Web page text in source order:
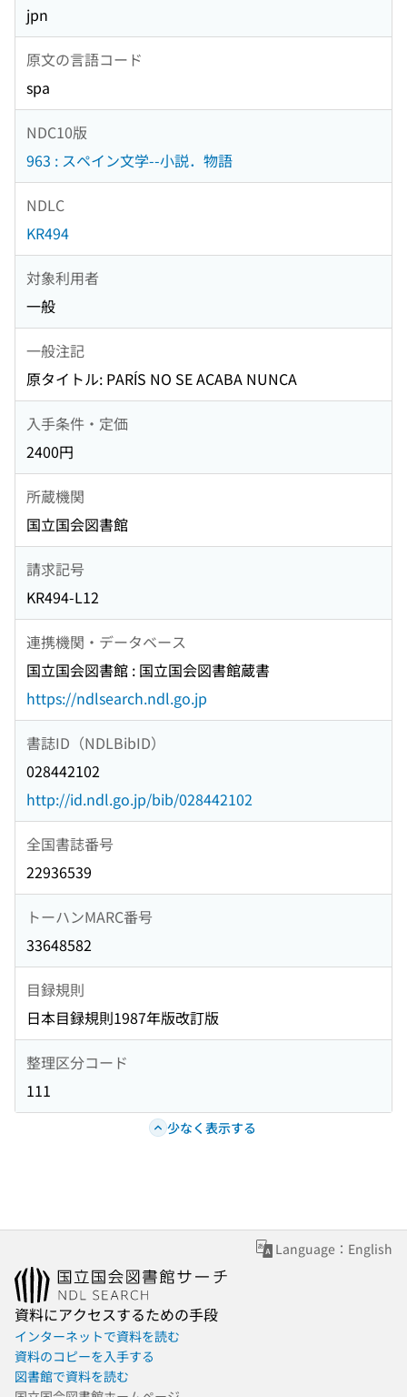
jpn
原文の言語コード
spa
NDC10版
963 : スペイン文学--小説．物語
NDLC
KR494
対象利用者
一般
一般注記
原タイトル: PARÍS NO SE ACABA NUNCA
入手条件・定価
2400円
所蔵機関
国立国会図書館
請求記号
KR494-L12
連携機関・データベース
国立国会図書館 : 国立国会図書館蔵書
https://ndlsearch.ndl.go.jp
書誌ID（NDLBibID）
028442102
http://id.ndl.go.jp/bib/028442102
全国書誌番号
22936539
トーハンMARC番号
33648582
目録規則
日本目録規則1987年版改訂版
整理区分コード
111
少なく表示する
Language：English
資料にアクセスするための手段
インターネットで資料を読む
資料のコピーを入手する
図書館で資料を読む